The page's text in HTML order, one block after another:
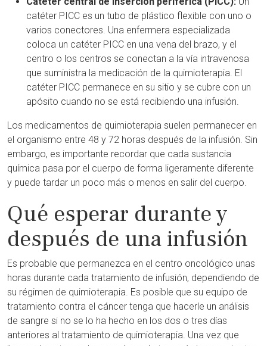
catéter PICC es un tubo de plástico flexible con uno o
varios conectores. Una enfermera especializada
coloca un catéter PICC en una vena del brazo, y el
centro o los centros se conectan a la vía intravenosa
que suministra la medicación de la quimioterapia. El
catéter PICC permanece en su sitio y se cubre con un
apósito cuando no se está recibiendo una infusión.
Los medicamentos de quimioterapia suelen permanecer en
el organismo entre 48 y 72 horas después de la infusión. Sin
embargo, es importante recordar que cada sustancia
química pasa por el cuerpo de forma ligeramente diferente
y puede tardar un poco más o menos en salir del cuerpo.
Qué esperar durante y
después de una infusión
Es probable que permanezca en el centro oncológico unas
horas durante cada tratamiento de infusión, dependiendo de
su régimen de quimioterapia. Es posible que su equipo de
tratamiento contra el cáncer tenga que hacerle un análisis
de sangre si no se lo ha hecho en los dos o tres días
anteriores al tratamiento de quimioterapia. Una vez que